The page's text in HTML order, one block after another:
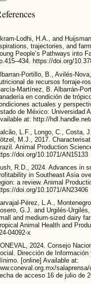
Lodhi, H.A., and
trajectories, and
People’s Pathways into
https://doi.org/
Portillo, B., Avilés-
de recursos forraje-
Martínez, B. Albarrán-
en condición de
actuales y
de México: Universidad
at: http://
L.F., Longo, C., Costa,
M.J., 2017.
Animal Production
doi.org/10.1071/AN15133
R.D., 2024. Advances in
in Southeast Asia
a review. Animal
doi.org/10.1071/AN23406
Pérez, L.A.,
G.J. and Urgilés-
and medium-sized dairy
Animal Health and
04092-x
2024. Consejo
Dirección de
[online] Available at:
de acceso 16 de julio de